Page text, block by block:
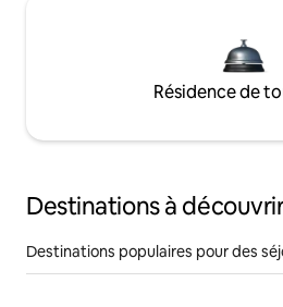
Résidence de
Destinations à
Destinations populaires pour des